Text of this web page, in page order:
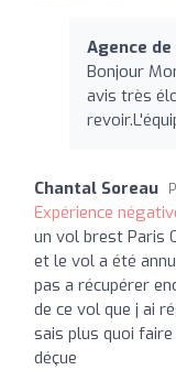
Agence
Bonjour
avis très
Chantal Soreau
Expérience
un vol brest Paris
et le vol a été
pas a récupérer
de ce vol que j ai
sais plus quoi
déçue